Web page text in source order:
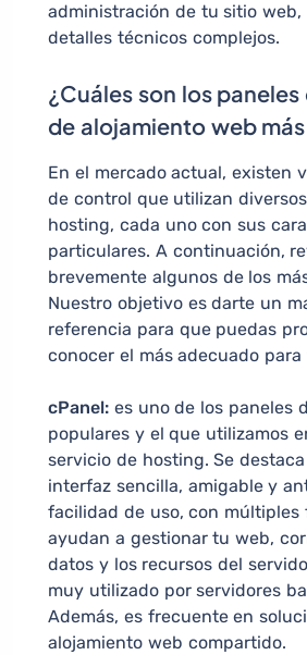
administración de tu sitio
detalles técnicos complejos.
¿Cuáles son los
de alojamiento web
En el mercado actual, existen
de control que utilizan
hosting, cada uno con sus
particulares. A continuación,
brevemente algunos de los
Nuestro objetivo es darte un
referencia para que puedas
conocer el más adecuado para
cPanel: es uno de los paneles
populares y el que utilizamos
servicio de hosting. Se
interfaz sencilla, amigable y
facilidad de uso, con múltiples
ayudan a gestionar tu web,
datos y los recursos del
muy utilizado por servidores
Además, es frecuente en
alojamiento web compartido.